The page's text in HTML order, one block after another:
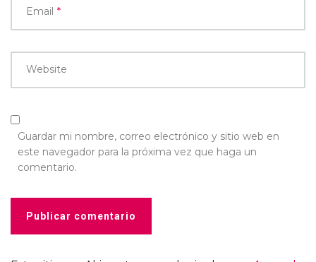
Email *
Website
Guardar mi nombre, correo electrónico y sitio web en
este navegador para la próxima vez que haga un
comentario.